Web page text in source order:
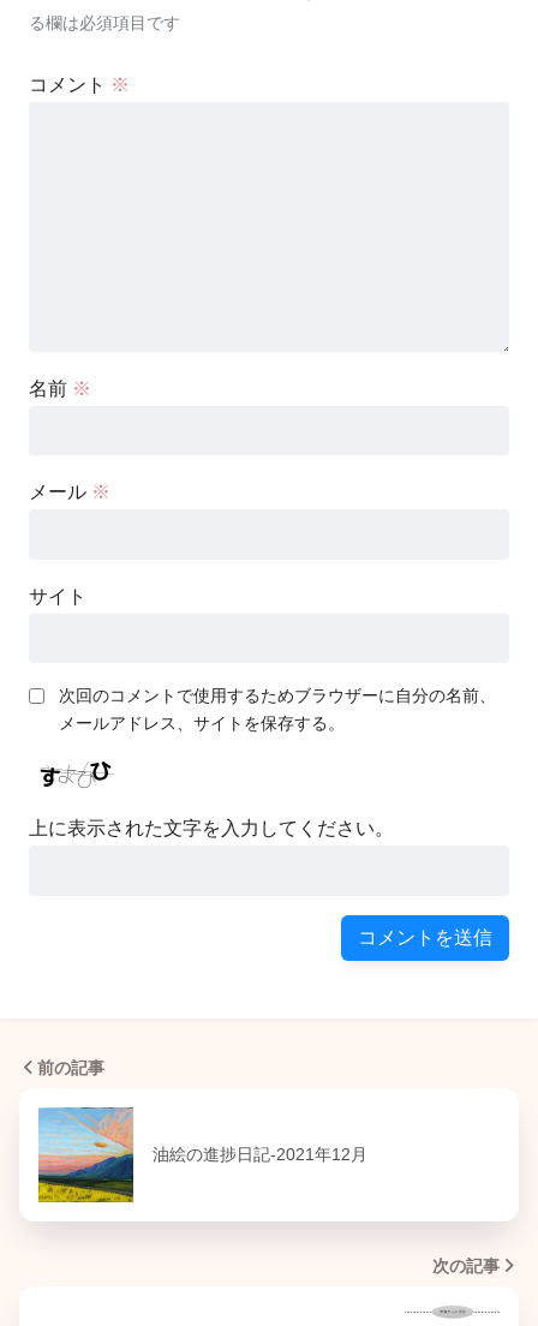
る欄は必須項目です
コメント ※
名前 ※
メール ※
サイト
次回のコメントで使用するためブラウザーに自分の名前、
メールアドレス、サイトを保存する。
上に表示された文字を入力してください。
前の記事
油絵の進捗日記-2021年12月
次の記事